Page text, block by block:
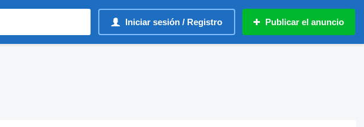
Iniciar sesión / Registro Publicar el anuncio